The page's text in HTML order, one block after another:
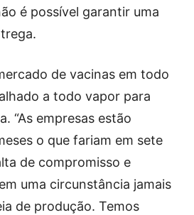
é possível garantir uma
de vacinas em todo
a todo vapor para
“As empresas estão
o que fariam em sete
de compromisso e
uma circunstância jamais
de produção. Temos